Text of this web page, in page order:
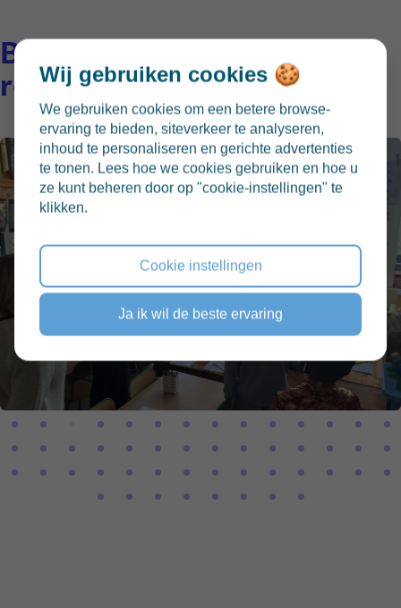
Bekijk hier de foto's van de
rondleiding
Wij gebruiken cookies 🍪
We gebruiken cookies om een betere browse-
ervaring te bieden, siteverkeer te analyseren,
inhoud te personaliseren en gerichte advertenties
te tonen. Lees hoe we cookies gebruiken en hoe u
ze kunt beheren door op "cookie-instellingen" te
klikken.
Cookie instellingen
Ja ik wil de beste ervaring